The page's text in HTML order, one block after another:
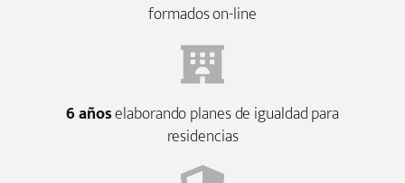
formados on-line
6 añoselaborando planes de igualdad para
residencias